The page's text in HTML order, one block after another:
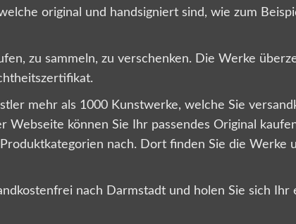
original und handsigniert sind, wie zum
zu sammeln, zu verschenken. Die Werke
mehr als 1000 Kunstwerke, welche Sie
können Sie Ihr passendes Original
nach. Dort finden Sie die
nach Darmstadt und holen Sie sich Ihr